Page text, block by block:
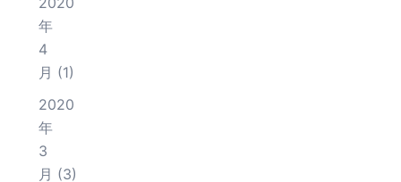
年
4
月 (1)
2020
年
3
月 (3)